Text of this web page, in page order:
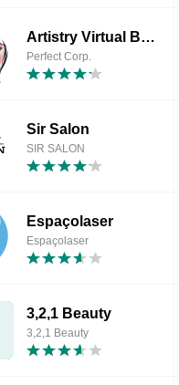
Artistry Virtual Beauty
Perfect Corp.
Sir Salon
SIR SALON
Espaçolaser
Espaçolaser
3,2,1 Beauty
3,2,1 Beauty